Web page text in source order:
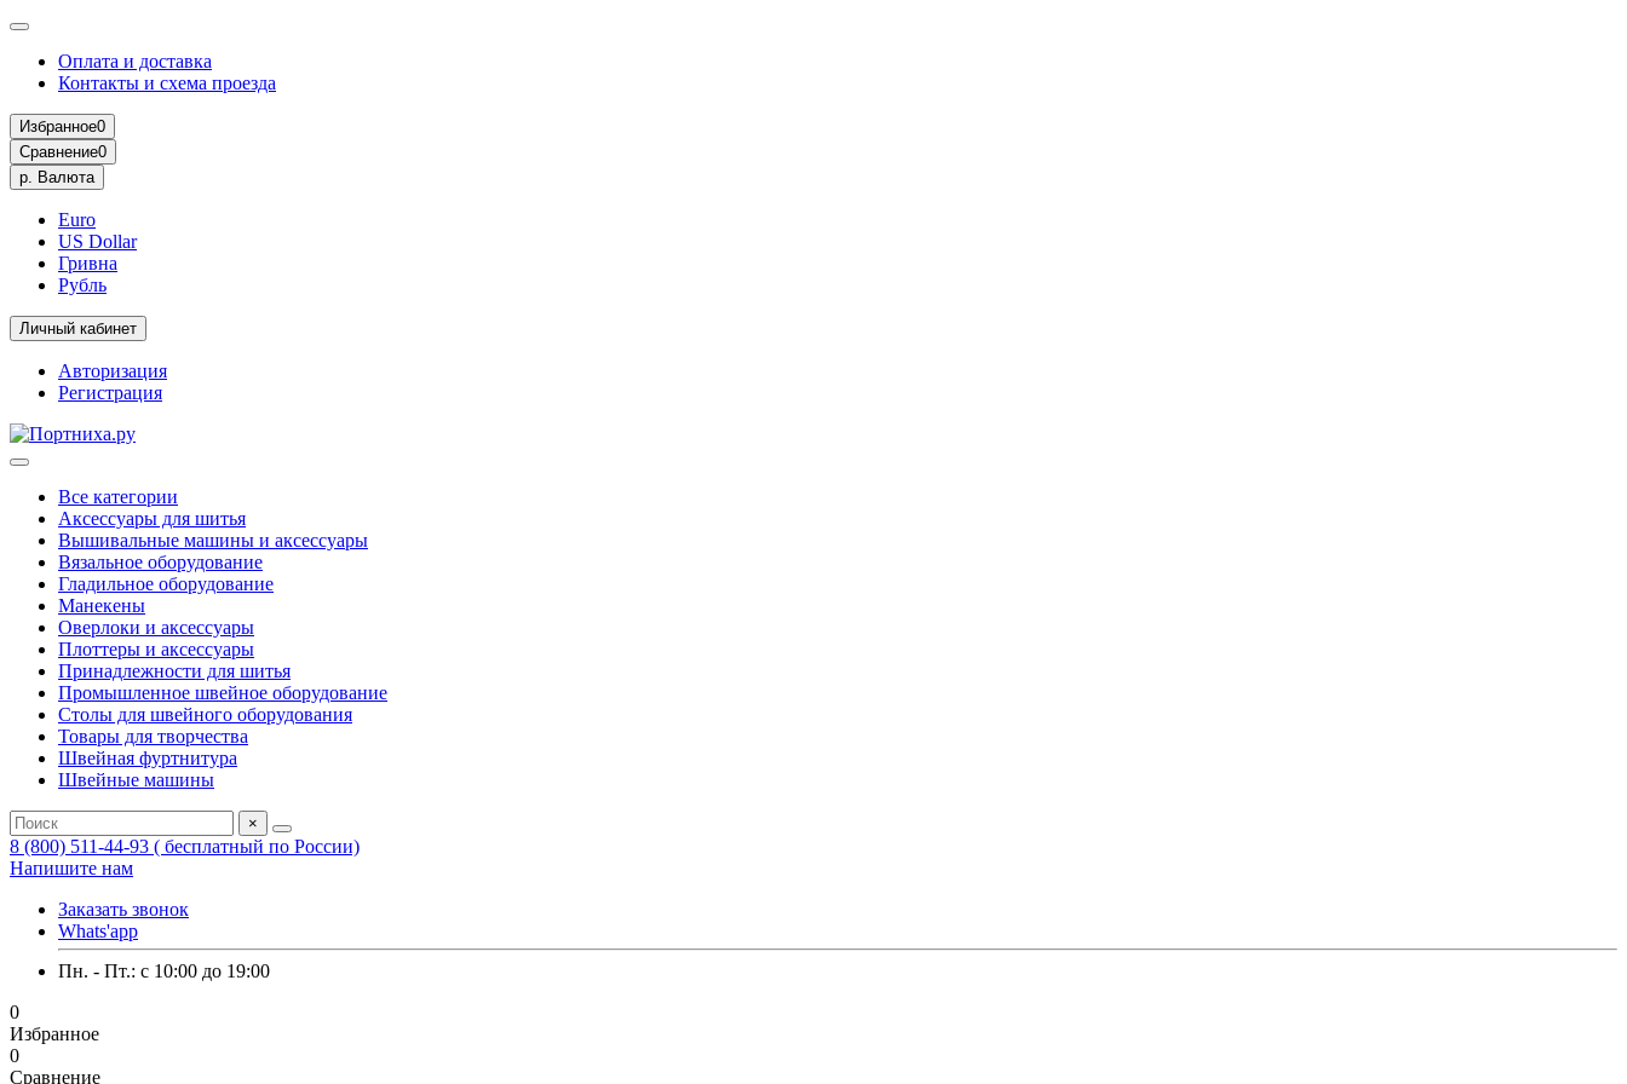
Оплата и доставка
Контакты и схема проезда
Избранное0
Сравнение0
р. Валюта
Euro
US Dollar
Гривна
Рубль
Личный кабинет
Авторизация
Регистрация
Все категории
Аксессуары для шитья
Вышивальные машины и аксессуары
Вязальное оборудование
Гладильное оборудование
Манекены
Оверлоки и аксессуары
Плоттеры и аксессуары
Принадлежности для шитья
Промышленное швейное оборудование
Столы для швейного оборудования
Товары для творчества
Швейная фуртнитура
Швейные машины
×
8 (800) 511-44-93 ( бесплатный по России)
Напишите нам
Заказать звонок
Whats'app
Пн. - Пт.: c 10:00 до 19:00
0
Избранное
0
Сравнение